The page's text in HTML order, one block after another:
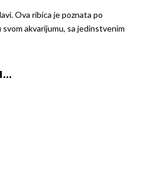
Ova ribica je poznata po
akvarijumu, sa jedinstvenim